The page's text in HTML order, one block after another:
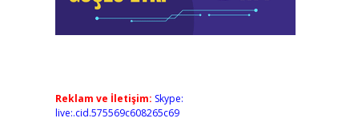
Reklam ve İletişim: Skype:
live:.cid.575569c608265c69